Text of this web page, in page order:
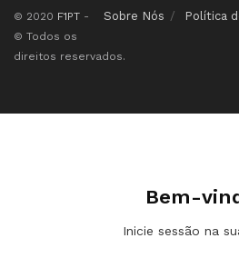
Sobre Nós Política
© 2020 F1PT -
© Todos os
direitos reservados.
Bem-
Inicie sessão na